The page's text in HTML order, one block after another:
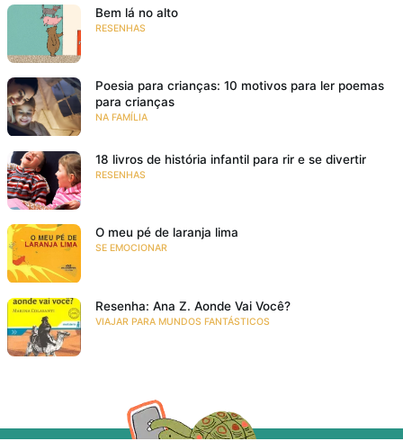
Bem lá no alto
RESENHAS
Poesia para crianças: 10 motivos para ler poemas
para crianças
NA FAMÍLIA
18 livros de história infantil para rir e se divertir
RESENHAS
O meu pé de laranja lima
SE EMOCIONAR
Resenha: Ana Z. Aonde Vai Você?
VIAJAR PARA MUNDOS FANTÁSTICOS